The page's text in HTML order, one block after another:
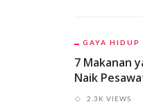
GAYA HIDUP
7 Makanan
Naik
2.3K VIEWS